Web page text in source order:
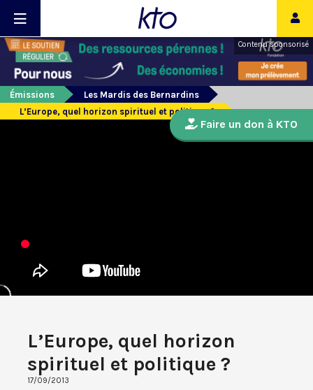
Contenu sponsorisé
Émissions
Les Mardis des Bernardins
L’Europe, quel horizon spirituel et politique ?
L’Europe, quel horizon
spirituel et politique ?
17/09/2013
Faire un don à KTO